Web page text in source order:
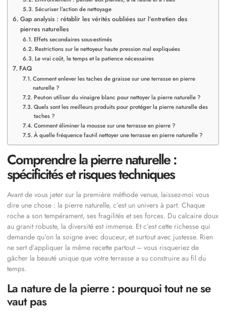
Sécuriser l’action de nettoyage
Gap analysis : rétablir les vérités oubliées sur l’entretien des
pierres naturelles
Effets secondaires sous-estimés
Restrictions sur le nettoyeur haute pression mal expliquées
Le vrai coût, le temps et la patience nécessaires
FAQ
Comment enlever les taches de graisse sur une terrasse en pierre
naturelle ?
Peut-on utiliser du vinaigre blanc pour nettoyer la pierre naturelle ?
Quels sont les meilleurs produits pour protéger la pierre naturelle des
taches ?
Comment éliminer la mousse sur une terrasse en pierre ?
À quelle fréquence faut-il nettoyer une terrasse en pierre naturelle ?
Comprendre la pierre naturelle :
spécificités et risques techniques
Avant de vous jeter sur la première méthode venue, laissez-moi vous
dire une chose : la pierre naturelle, c’est un univers à part. Chaque
roche a son tempérament, ses fragilités et ses forces. Du calcaire doux
au granit robuste, la diversité est immense. Et c’est cette richesse qui
demande qu’on la soigne avec douceur, et surtout avec justesse. Rien
ne sert d’appliquer la même recette partout – vous risqueriez de
gâcher la beauté unique que votre terrasse a su construire au fil du
temps.
La nature de la pierre : pourquoi tout ne se
vaut pas